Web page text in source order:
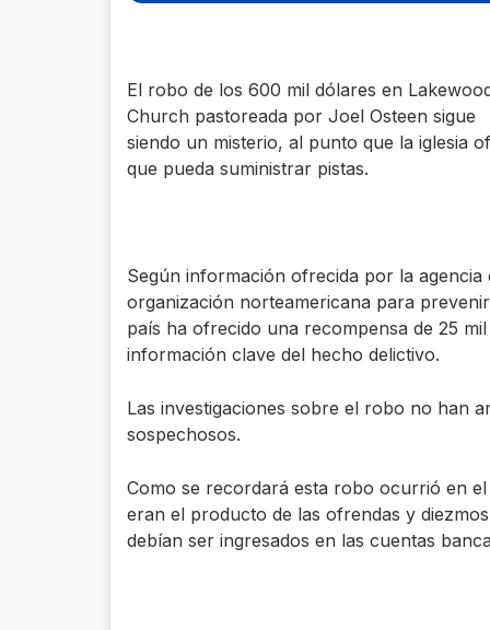
El robo de los 600 mil dólares en
Church pastoreada por Joel Osteen sigue
siendo un misterio, al punto que la iglesia
que pueda suministrar pistas.
Según información ofrecida por la
organización norteamericana para
país ha ofrecido una recompensa de 25
información clave del hecho delictivo.
Las investigaciones sobre el robo no han
sospechosos.
Como se recordará esta robo ocurrió en
eran el producto de las ofrendas y
debían ser ingresados en las cuentas